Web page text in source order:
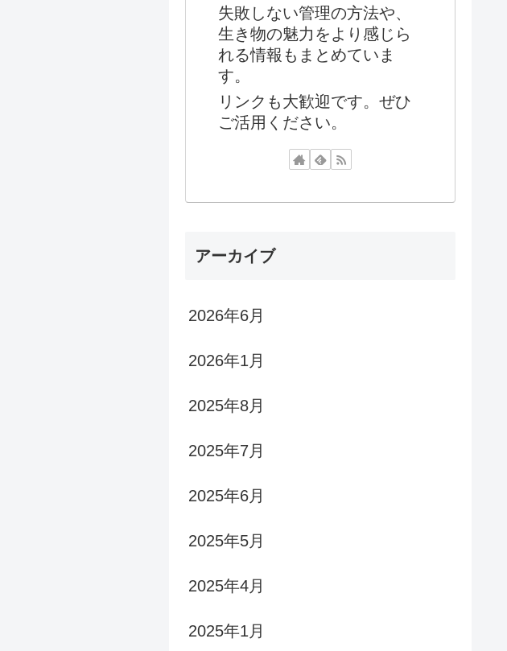
失敗しない管理の方法や、
生き物の魅力をより感じら
れる情報もまとめていま
す。
リンクも大歓迎です。ぜひ
ご活用ください。
アーカイブ
2026年6月
2026年1月
2025年8月
2025年7月
2025年6月
2025年5月
2025年4月
2025年1月